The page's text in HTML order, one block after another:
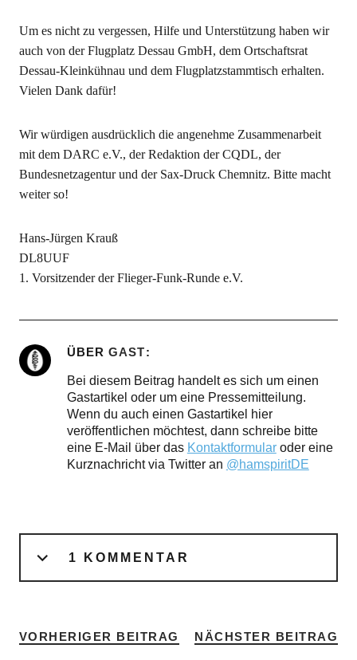
Um es nicht zu vergessen, Hilfe und Unterstützung haben wir
auch von der Flugplatz Dessau GmbH, dem Ortschaftsrat
Dessau-Kleinkühnau und dem Flugplatzstammtisch erhalten.
Vielen Dank dafür!
Wir würdigen ausdrücklich die angenehme Zusammenarbeit
mit dem DARC e.V., der Redaktion der CQDL, der
Bundesnetzagentur und der Sax-Druck Chemnitz. Bitte macht
weiter so!
Hans-Jürgen Krauß
DL8UUF
1. Vorsitzender der Flieger-Funk-Runde e.V.
ÜBER GAST
Bei diesem Beitrag handelt es sich um einen
Gastartikel oder um eine Pressemitteilung.
Wenn du auch einen Gastartikel hier
veröffentlichen möchtest, dann schreibe bitte
eine E-Mail über das Kontaktformularoder eine
Kurznachricht via Twitter an @hamspiritDE
1 KOMMENTAR
VORHERIGER BEITRAG NÄCHSTER BEITRAG